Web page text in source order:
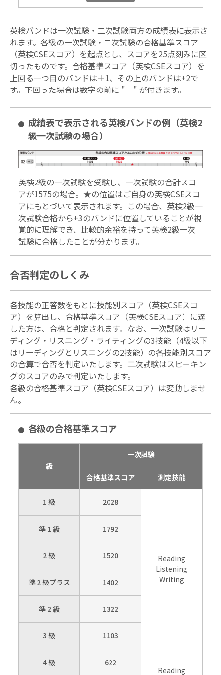
英検バンドは一次試験・二次試験両方の成績表に表示さ
れます。各級の一次試験・二次試験の合格基準スコア
（英検CSEスコア）を起点とし、スコアを25点刻みに区
切ったものです。合格基準スコア（英検CSEスコア）を
上回る一つ目のバンドは＋1、その上のバンドは+2で
す。下回った場合は数字の前に "－" が付きます。
成績表で表示される英検バンドの例（英検2
級一次試験の場合）
英検2級の一次試験を受験し、一次試験の合計スコ
アが1575の場合。★の位置はご自身の英検CSEスコ
アにもとづいて表示されます。この場合、英検2級一
次試験合格から+3のバンドに位置していることが視
覚的に理解でき、比較的余裕を持って英検2級一次
試験に合格したことが分かります。
合否判定のしくみ
各技能の正答数をもとに技能別スコア（英検CSEスコ
ア）を算出し、合格基準スコア（英検CSEスコア）に達
した方は、合格と判定されます。なお、一次試験はリー
ディング・リスニング・ライティングの3技能（4級以下
はリーディングとリスニングの2技能）の各技能別スコア
の合算で合否を判定いたします。二次試験はスピーキン
グのスコアのみで判定いたします。
各級の合格基準スコア（英検CSEスコア）は変動しませ
ん。
各級の合格基準スコア
級
一次試験
合格基準スコア 測定技能
1 級 2028
Reading
Listening
Writing
準 1 級 1792
2 級 1520
準 2 級プラス 1402
準 2 級 1322
3 級 1103
4 級
622
Reading